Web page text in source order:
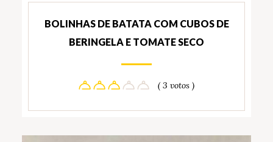
BOLINHAS DE BATATA COM CUBOS DE
BERINGELA E TOMATE SECO
( 3 votos )